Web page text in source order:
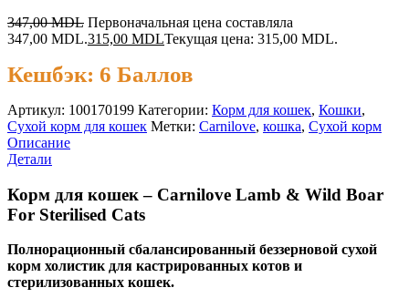
347,00MDL Первоначальная цена составляла
347,00 MDL.315,00 MDLТекущая цена: 315,00 MDL.
Кешбэк: 6 Баллов
Артикул: 100170199 Категории: Корм для кошек, Кошки,
Сухой корм для кошек Метки: Carnilove, кошка, Сухой корм
Описание
Детали
Корм для кошек – Carnilove Lamb & Wild Boar
For Sterilised Cats
Полнорационный сбалансированный беззерновой сухой
корм холистик для кастрированных котов и
стерилизованных кошек.